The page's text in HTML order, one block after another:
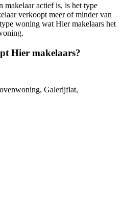
makelaar actief is, is het type
verkoopt meer of minder van
woning wat Hier makelaars het
Hier makelaars?
Galerijflat,